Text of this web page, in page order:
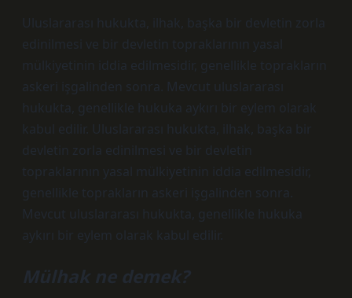
Uluslararası hukukta, ilhak, başka bir devletin zorla
edinilmesi ve bir devletin topraklarının yasal
mülkiyetinin iddia edilmesidir, genellikle toprakların
askeri işgalinden sonra. Mevcut uluslararası
hukukta, genellikle hukuka aykırı bir eylem olarak
kabul edilir. Uluslararası hukukta, ilhak, başka bir
devletin zorla edinilmesi ve bir devletin
topraklarının yasal mülkiyetinin iddia edilmesidir,
genellikle toprakların askeri işgalinden sonra.
Mevcut uluslararası hukukta, genellikle hukuka
aykırı bir eylem olarak kabul edilir.
Mülhak ne demek?